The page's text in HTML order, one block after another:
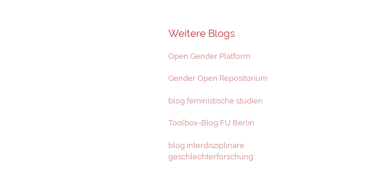
Weitere Blogs
Open Gender Platform
Gender Open Repositorium
blog feministische studien
Toolbox-Blog FU Berlin
blog interdisziplinäre
geschlechterforschung